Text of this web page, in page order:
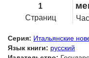
1
Страниц
Серия: Итальянские
Язык книги: русский